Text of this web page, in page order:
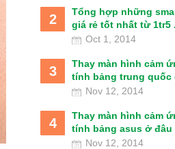
2
Tổng hợp những
giá rẻ tốt nhất từ 1tr5
Oct 1, 2014
3
Thay màn hình cảm
tính bảng trung quốc
Nov 12, 2014
4
Thay màn hình cảm
tính bảng asus ở đâu
Nov 12, 2014